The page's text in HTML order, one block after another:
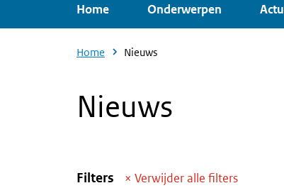
gaan
Home Onderwerpen
Home Nieuws
Nieuws
Filters × Verwijder alle filters